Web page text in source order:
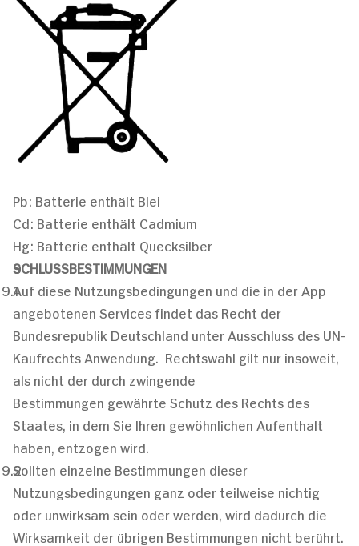
Pb: Batterie enthält Blei
Cd: Batterie enthält Cadmium
Hg: Batterie enthält Quecksilber
SCHLUSSBESTIMMUNGEN
Auf diese Nutzungsbedingungen und die in der App
angebotenen Services findet das Recht der
Bundesrepublik Deutschland unter Ausschluss des UN-
Kaufrechts Anwendung. Rechtswahl gilt nur insoweit,
als nicht der durch zwingende
Bestimmungen gewährte Schutz des Rechts des
Staates, in dem Sie Ihren gewöhnlichen Aufenthalt
haben, entzogen wird.
Sollten einzelne Bestimmungen dieser
Nutzungsbedingungen ganz oder teilweise nichtig
oder unwirksam sein oder werden, wird dadurch die
Wirksamkeit der übrigen Bestimmungen nicht berührt.